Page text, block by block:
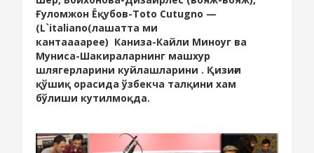
Ғуломжон Ёқубов-Toto Cutugno —
(L`italiano(лашатта ми
кантаааарее) Каниза-Кайли Миноуг ва
Муниса-Шакираларнинг машхур
шлягерларини куйлашларини . Қизиғи
қўшиқ орасида ўзбекча талқини хам
бўлиши кутилмоқда.